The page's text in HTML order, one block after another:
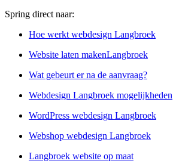
Spring direct naar:
Hoe werkt webdesign Langbroek
Website laten makenLangbroek
Wat gebeurt er na de aanvraag?
Webdesign Langbroek mogelijkheden
WordPress webdesign Langbroek
Webshop webdesign Langbroek
Langbroek website op maat